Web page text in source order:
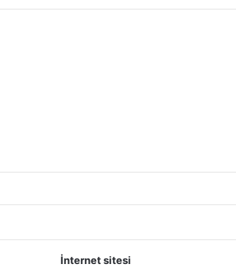
İnternet sitesi